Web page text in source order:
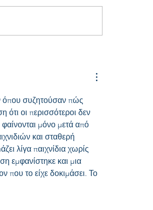
Επιστημονικό Πάρκο
όπου συζητούσαν πώς
ότι οι περισσότεροι δεν
μόνο μετά από
και σταθερή
λίγα παιχνίδια χωρίς
εμφανίστηκε και μια
που το είχε δοκιμάσει. Το